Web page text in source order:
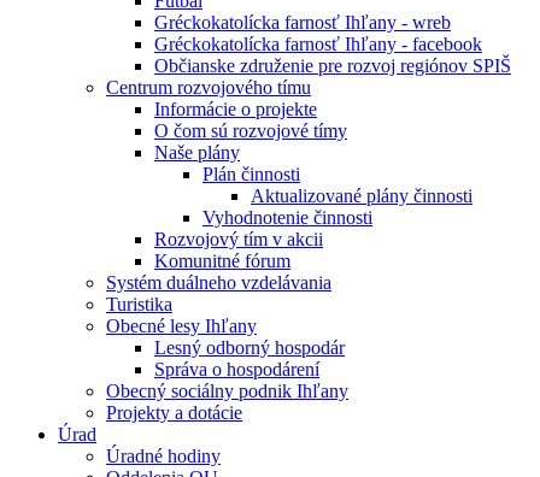
Gréckokatolícka farnosť Ihľany - wreb
Gréckokatolícka farnosť Ihľany - facebook
Občianske združenie pre rozvoj regiónov SPIŠ
Centrum rozvojového tímu
Informácie o projekte
O čom sú rozvojové tímy
Naše plány
Plán činnosti
Aktualizované plány činnosti
Vyhodnotenie činnosti
Rozvojový tím v akcii
Komunitné fórum
Systém duálneho vzdelávania
Turistika
Obecné lesy Ihľany
Lesný odborný hospodár
Správa o hospodárení
Obecný sociálny podnik Ihľany
Projekty a dotácie
Úrad
Úradné hodiny